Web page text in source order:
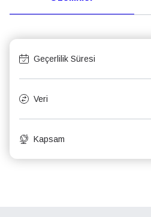
Geçerlilik Süresi
Veri
Kapsam